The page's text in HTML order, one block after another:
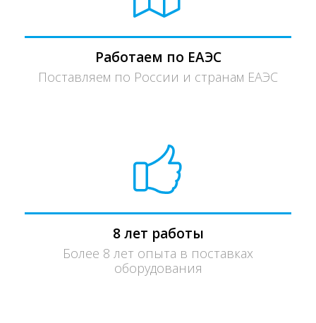
Работаем по ЕАЭС
Поставляем по России и странам ЕАЭС
8 лет работы
Более 8 лет опыта в поставках
оборудования